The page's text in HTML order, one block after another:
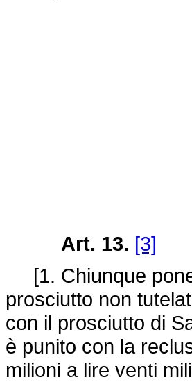
Art. 13. [3]
[1. Chiunque
prosciutto non
con il prosciutto di
è punito con la
milioni a lire venti